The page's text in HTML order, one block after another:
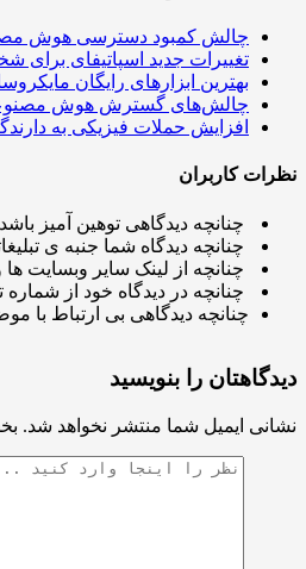
چالش کمبود دسترسی هوش
تغییرات جدید اسپاتیفای برای
بهترین ابزارهای رایگان
چالش‌های گسترش هوش
افزایش حملات فیزیکی به
نظرات کاربران
چنانچه دیدگاهی توهین آمیز
چنانچه دیدگاه شما جنبه ی
چنانچه از لینک سایر وبسایت ها
چنانچه در دیدگاه خود از شماره
چنانچه دیدگاهی بی ارتباط با
دیدگاهتان را بنویسید
نشانی ایمیل شما منتشر نخواهد شد.